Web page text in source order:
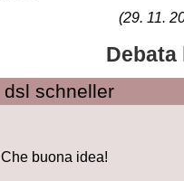
(29. 11.
Debata
dsl schneller
Che buona idea!